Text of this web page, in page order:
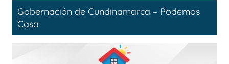
Gobernación de Cundinamarca – Podemos
Casa